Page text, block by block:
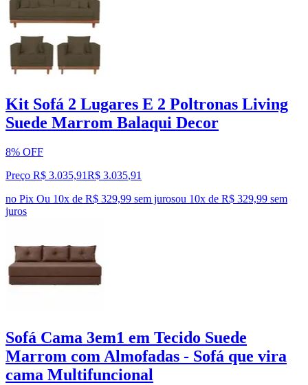
Kit Sofá 2 Lugares E 2 Poltronas Living
Suede Marrom Balaqui Decor
8% OFF
Preço R$ 3.035,91R$ 3.035,91
no Pix Ou 10x de R$ 329,99 sem jurosou 10x de R$ 329,99 sem
juros
Sofá Cama 3em1 em Tecido Suede
Marrom com Almofadas - Sofá que vira
cama Multifuncional